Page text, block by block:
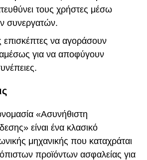
τους χρήστες μέσω
συνεργατών.
επισκέπτες να αγοράσουν
αμέσως για να αποφύγουν
«Ασυνήθιστη
είναι ένα κλασικό
μηχανικής που καταχράται
προϊόντων ασφαλείας για